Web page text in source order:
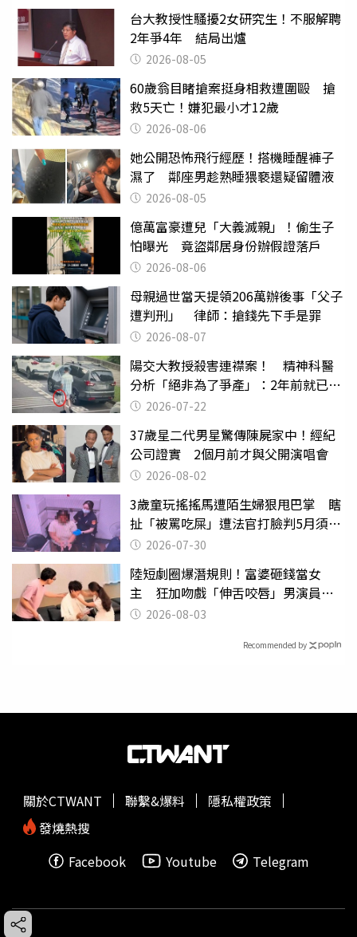
台大教授性騷擾2女研究生！不服解聘
2年爭4年 結局出爐
2026-08-05
60歲翁目睹搶案挺身相救遭圍毆 搶
救5天亡！嫌犯最小才12歲
2026-08-06
她公開恐怖飛行經歷！搭機睡醒褲子
濕了 鄰座男趁熟睡猥褻還疑留體液
2026-08-05
億萬富豪遭兒「大義滅親」！偷生子
怕曝光 竟盜鄰居身份辦假證落戶
2026-08-06
母親過世當天提領206萬辦後事「父子
遭判刑」 律師：搶錢先下手是罪
2026-08-07
陽交大教授殺害連襟案！ 精神科醫
分析「絕非為了爭產」：2年前就已言
行詭異
2026-07-22
37歲星二代男星驚傳陳屍家中！經紀
公司證實 2個月前才與父開演唱會
2026-08-02
3歲童玩搖搖馬遭陌生婦狠甩巴掌 瞎
扯「被罵吃屎」遭法官打臉判5月須入
監 2026-07-30
陸短劇圈爆潛規則！富婆砸錢當女
主 狂加吻戲「伸舌咬唇」男演員崩
潰 2026-08-03
Recommended by
關於CTWANT 聯繫&爆料
隱私權政策
發燒熱搜
Facebook
Youtube Telegram